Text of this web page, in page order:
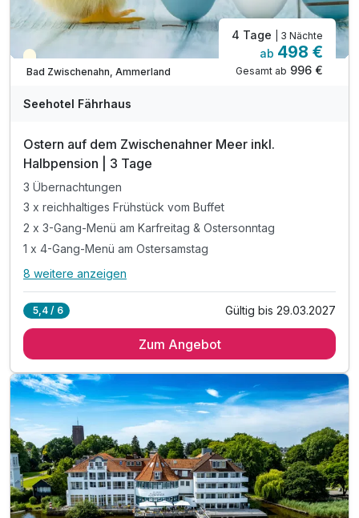
Saisonal verfügbar
Bad Zwischenahn, Ammerland
4 Tage | 3 Nächte
ab 498 €
Gesamt ab 996 €
Seehotel Fährhaus
Ostern auf dem Zwischenahner Meer inkl.
Halbpension | 3 Tage
3 Übernachtungen
3 x reichhaltiges Frühstück vom Buffet
2 x 3-Gang-Menü am Karfreitag & Ostersonntag
1 x 4-Gang-Menü am Ostersamstag
Alle Inklusivleistungen
3 x reichhaltiges Frühstück vom Buffet
1 x 4-Gang-Menü am Ostersamstag
1 x Kaffee und Kuchen an einem Tag Ihrer Wahl
1 x österlicher Cocktail an einem Tag Ihrer Wahl
1 x Begrüßungswasser
inkl. Osterkörbchen auf dem Zimmer
inkl. Wohlfühlbademantel für Ihren Aufenthalt
inkl. Erholung in unserem Schwimmbades*
8 weitere anzeigen
5,4 / 6 Gültig bis 29.03.2027
Zum Angebot